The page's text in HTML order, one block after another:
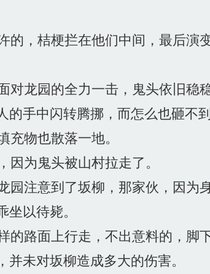
，桔梗拦在他们中间，最后演
龙园的全力一击，鬼头依旧稳
手中闪转腾挪，而怎么也砸不到
物也散落一地。
为鬼头被山村拉走了。
注意到了坂柳，那家伙，因为
以待毙。
路面上行走，不出意料的，脚
未对坂柳造成多大的伤害。